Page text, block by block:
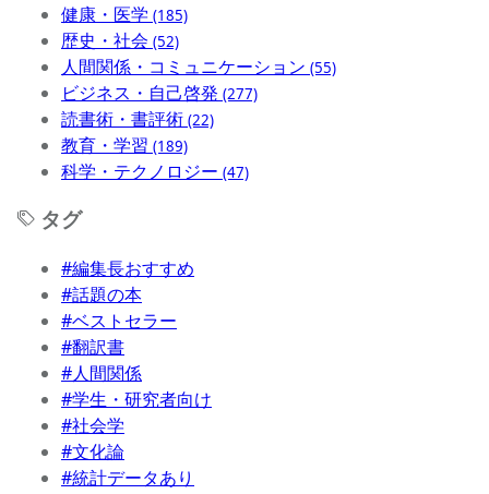
健康・医学 (185)
歴史・社会 (52)
人間関係・コミュニケーション (55)
ビジネス・自己啓発 (277)
読書術・書評術 (22)
教育・学習 (189)
科学・テクノロジー (47)
タグ
#編集長おすすめ
#話題の本
#ベストセラー
#翻訳書
#人間関係
#学生・研究者向け
#社会学
#文化論
#統計データあり